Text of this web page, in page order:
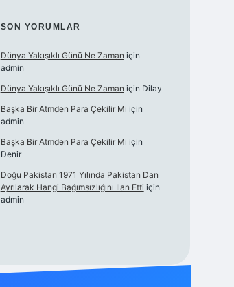
SON YORUMLAR
Dünya Yakışıklı Günü Ne Zaman için
admin
Dünya Yakışıklı Günü Ne Zaman için Dilay
Başka Bir Atmden Para Çekilir Mi için
admin
Başka Bir Atmden Para Çekilir Mi için
Denir
Doğu Pakistan 1971 Yılında Pakistan Dan
Ayrılarak Hangi Bağımsızlığını Ilan Etti için
admin